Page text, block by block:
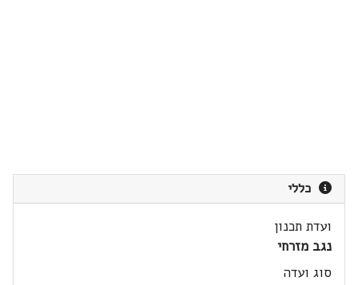
כללי
ועדת תכנון
נגב מזרחי
סוג ועדה